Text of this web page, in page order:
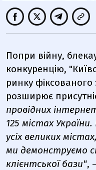
Попри війну,
конкуренцію,
ринку фіксованого
розширює
провідних
125 містах
усіх великих
ми демонструємо
клієнтської бази",